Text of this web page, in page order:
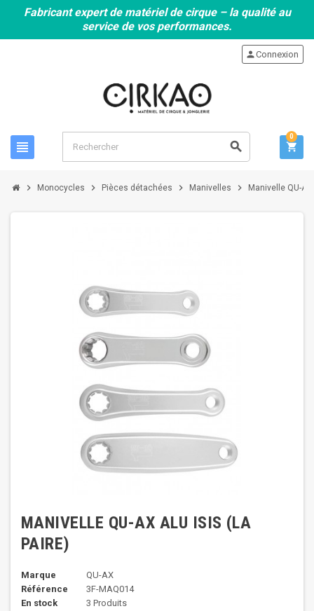
Fabricant expert de matériel de cirque – la qualité au
service de vos performances.
view_headline search
personConnexion
shopping_cart
0
chevron_right Monocycles chevron_right Pièces détachées chevron_right Manivelles chevron_right Manivelle QU-
MANIVELLE QU-AX ALU ISIS (LA
PAIRE)
Marque
QU-AX
Référence
3F-MAQ014
En stock
3 Produits